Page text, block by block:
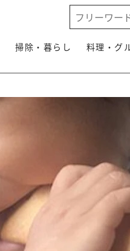
掃除・暮らし 料理・グ